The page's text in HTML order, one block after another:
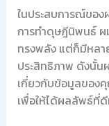
ในประสบการณ์ของ
การทำดุษฎีนิพนธ์ ผ
ทรงพลัง แต่ก็มีหลา
ประสิทธิภาพ ดังนั้น
เกี่ยวกับข้อมูลของคุ
เพื่อให้ได้ผลลัพธ์ที่